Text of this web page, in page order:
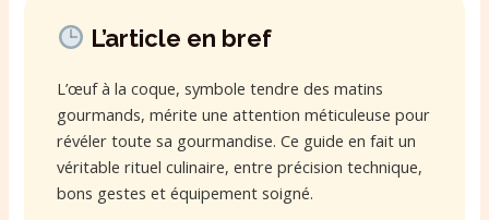
L’article en bref
L’œuf à la coque, symbole tendre des matins
gourmands, mérite une attention méticuleuse pour
révéler toute sa gourmandise. Ce guide en fait un
véritable rituel culinaire, entre précision technique,
bons gestes et équipement soigné.